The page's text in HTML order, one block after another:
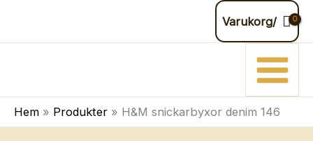
innehåll
Varukorg/
Hem Produkter H&M snickarbyxor denim 146